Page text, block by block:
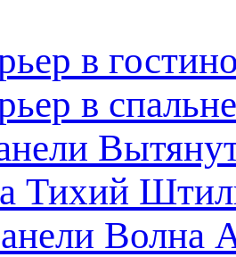
в
в спальне
Тихий
Волна